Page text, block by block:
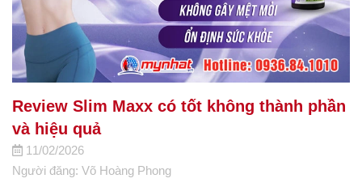
Review Slim Maxx có tốt không thành phần
và hiệu quả
11/02/2026
Người đăng: Võ Hoàng Phong